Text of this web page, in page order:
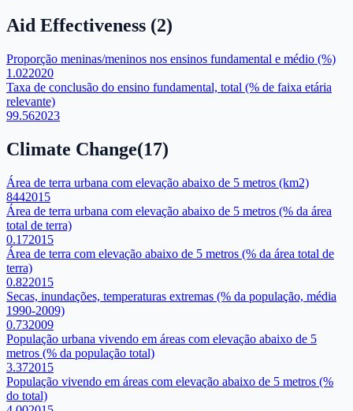
Aid Effectiveness (2)
Proporção meninas/meninos nos ensinos fundamental e médio (%)
1.022020
Taxa de conclusão do ensino fundamental, total (% de faixa etária
relevante)
99.562023
Climate Change(17)
Área de terra urbana com elevação abaixo de 5 metros (km2)
8442015
Área de terra urbana com elevação abaixo de 5 metros (% da área
total de terra)
0.172015
Área de terra com elevação abaixo de 5 metros (% da área total de
terra)
0.822015
Secas, inundações, temperaturas extremas (% da população, média
1990-2009)
0.732009
População urbana vivendo em áreas com elevação abaixo de 5
metros (% da população total)
3.372015
População vivendo em áreas com elevação abaixo de 5 metros (%
do total)